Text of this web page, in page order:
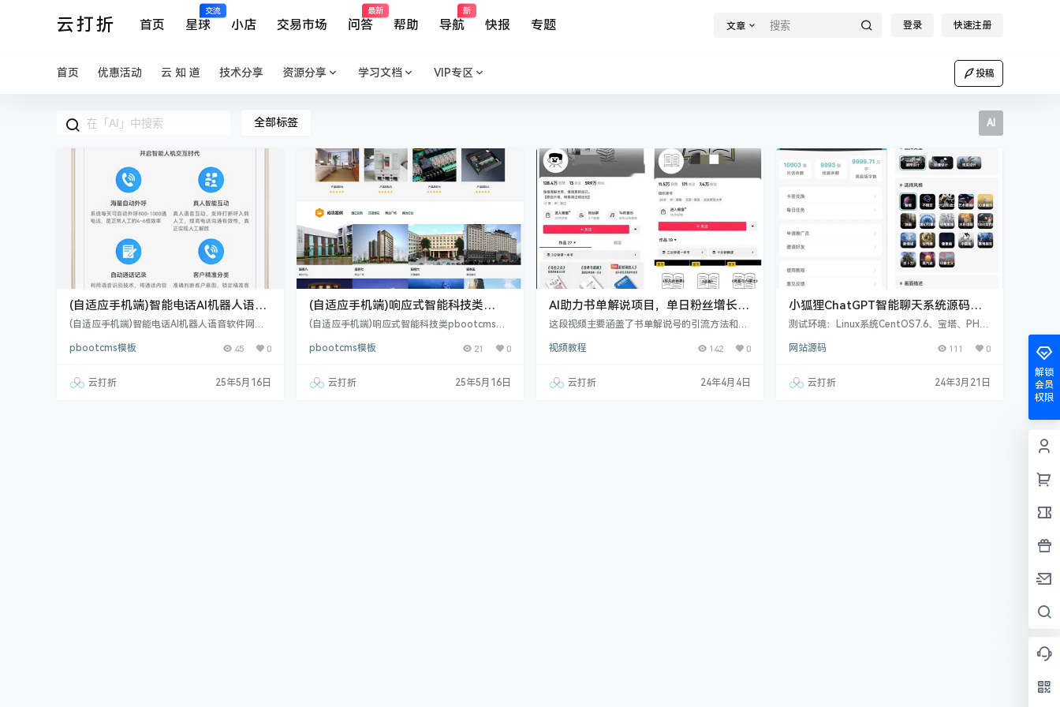
云打折 首页 星球
交流
小店 交易市场 问答
最新
帮助 导航
新
快报 专题 文章 登录 快速注册
首页 优惠活动 云 知 道 技术分享 资源分享 学习文档 VIP专区 投稿
全部标签 AI
(自适应手机端)智能电话AI机器人语音
软件网站模板
(自适应手机端)智能电话AI机器人语音软件网站
适用于智能电话网站、AI语音软件网站等企业，
其他行业的即可； 自适应手机端，同一个后台，
数据即时同步，简单适用！附带测试数据！ 友
pbootcms模板 45 0
云打折 25年5月16日
(自适应手机端)响应式智能科技类
pbootcms网站模板 AI智能电子产品网
(自适应手机端)响应式智能科技类pbootcms网
S内核开发的网站模板，该模板适用于电子产品
以做，只需要把文字图片换成其他行业的即可；
自适应，同一个后台，数据即时同步，简单适
pbootcms模板 21 0
云打折 25年5月16日
AI助力书单解说项目，单日粉丝增长
1W+【免费观看】
这段视频主要涵盖了书单解说号的引流方法和变
对标账号等技巧，以及在细分领域如个人成长、
时，还介绍了抖音书单号的变现方式，包括销售
书籍、星图广告、开设付费读书社群等，并强调
视频教程 142 0
云打折 24年4月4日
小狐狸ChatGPT智能聊天系统源码
v2.7.6全开源Vue前后端+后端PHP【已
测试环境：Linux系统CentOS7.6、宝塔、PHP
HP，开启ssl证书 具有文章改写、广告营销文
手、出行助手、社交平台内容、视频脚本创作、
AI绘画、思维导图等功能 ai通道：文心一言、Mi
网站源码 111 0
云打折 24年3月21日
解锁
会员
权限